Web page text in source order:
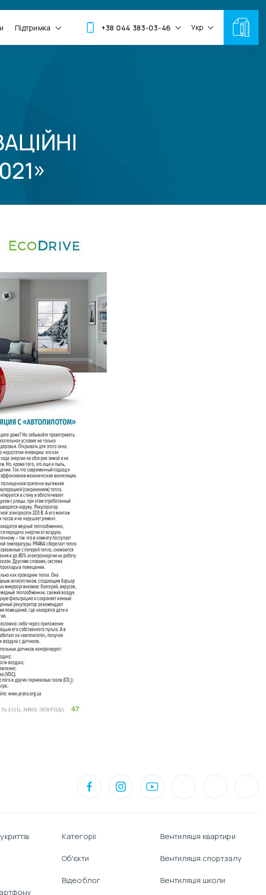
Підтримка +38 044 383-03-46 Укр
Категорії Вентиляція квартири
Об'єкти Вентиляція спортзалу
Відеоблог Вентиляція школи